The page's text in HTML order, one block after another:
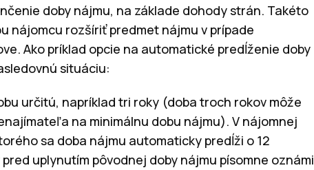
doby nájmu, na základe dohody strán. Takéto
nájomcu rozšíriť predmet nájmu v prípade
Ako príklad opcie na automatické predĺženie doby
situáciu:
určitú, napríklad tri roky (doba troch rokov môže
na minimálnu dobu nájmu). V nájomnej
sa doba nájmu automaticky predĺži o 12
uplynutím pôvodnej doby nájmu písomne oznámi